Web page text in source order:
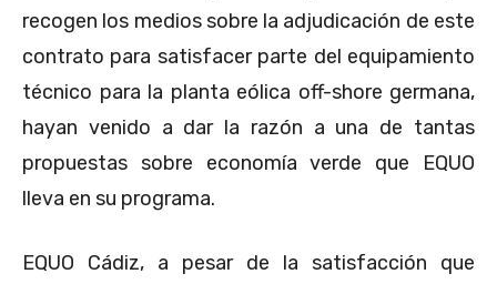
recogen los medios sobre la adjudicación de este
contrato para satisfacer parte del equipamiento
técnico para la planta eólica off-shore germana,
hayan venido a dar la razón a una de tantas
propuestas sobre economía verde que EQUO
lleva en su programa.
EQUO Cádiz, a pesar de la satisfacción que